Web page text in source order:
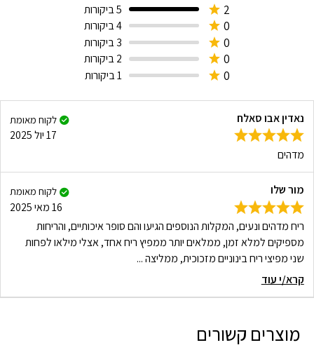
2 5 ביקורות
0 4 ביקורות
0 3 ביקורות
0 2 ביקורות
0 1 ביקורות
נאדין אבו סאלח לקוח מאומת
17 יול 2025
מדהים
מור שלו לקוח מאומת
16 מאי 2025
ריח מדהים ונעים, המקלות הנוספים הגיעו והם סופר איכותיים, והריחות
מספיקים למלא זמן, ממלאים יותר ממפיץ ריח אחד, אצלי מילאו לפחות
שני מפיצי ריח בינוניים מזכוכית, ממליצה ...
קרא/י עוד
מוצרים קשורים